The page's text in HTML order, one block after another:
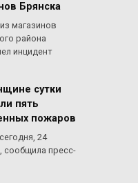
Брянска
магазинов
района
инцидент
сутки
пять
пожаров
24
сообщила пресс-